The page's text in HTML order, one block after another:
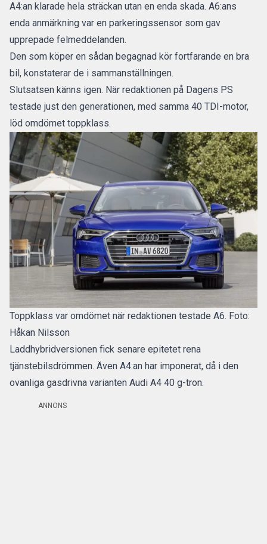
A4:an klarade hela sträckan utan en enda skada. A6:ans
enda anmärkning var en parkeringssensor som gav
upprepade felmeddelanden.
Den som köper en sådan begagnad kör fortfarande en bra
bil, konstaterar de i sammanställningen.
Slutsatsen känns igen. När redaktionen på Dagens PS
testade just den generationen, med samma 40 TDI-motor,
löd omdömet toppklass.
Toppklass var omdömet när redaktionen testade A6. Foto:
Håkan Nilsson
Laddhybridversionen fick senare epitetet rena
tjänstebilsdrömmen. Även A4:an har imponerat, då i den
ovanliga gasdrivna varianten Audi A4 40 g-tron.
ANNONS